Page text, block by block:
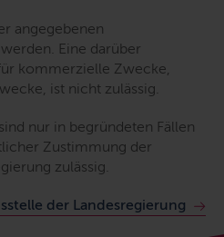
angegebenen
Eine darüber
kommerzielle Zwecke,
ist nicht zulässig.
nur in begründeten Fällen
Zustimmung der
zulässig.
der Landesregierung